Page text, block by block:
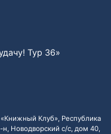
Тур 36»
Клуб», Республика
Новодворский с/с, дом 40,